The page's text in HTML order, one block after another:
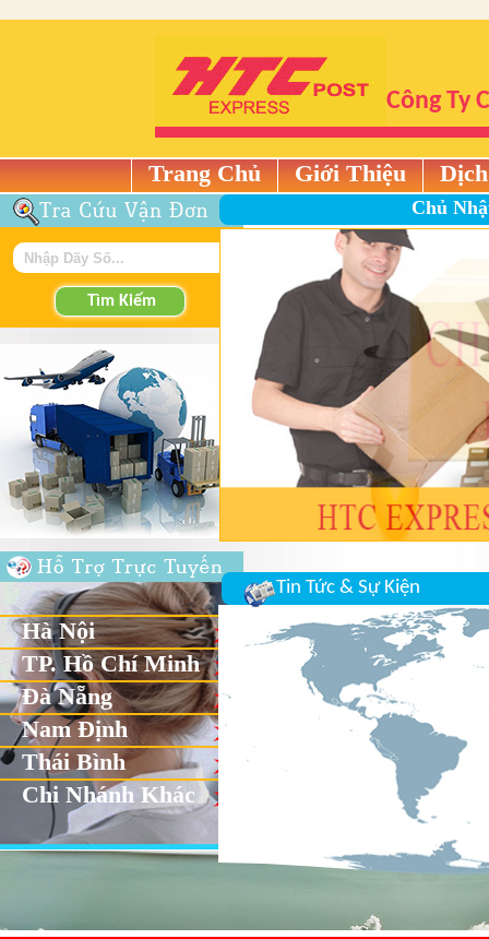
Công Ty
Trang Chủ Giới Thiệu
Hà Nội
TP. Hồ Chí Minh
Đà Nẵng
Nam Định
Thái Bình
Chi Nhánh Khác
Chủ
Tin Tức & Sự Kiện